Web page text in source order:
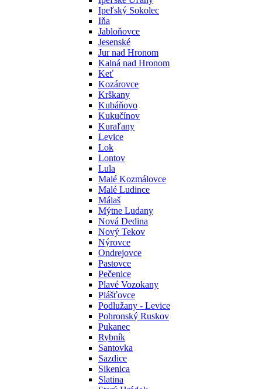
Ipeľský Sokolec
Iňa
Jabloňovce
Jesenské
Jur nad Hronom
Kalná nad Hronom
Keť
Kozárovce
Krškany
Kubáňovo
Kukučínov
Kuraľany
Levice
Lok
Lontov
Lula
Malé Kozmálovce
Malé Ludince
Málaš
Mýtne Ludany
Nová Dedina
Nový Tekov
Nýrovce
Ondrejovce
Pastovce
Pečenice
Plavé Vozokany
Plášťovce
Podlužany - Levice
Pohronský Ruskov
Pukanec
Rybník
Santovka
Sazdice
Sikenica
Slatina